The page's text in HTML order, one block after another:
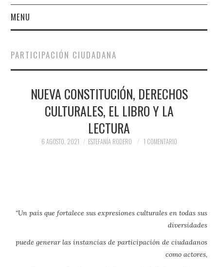
MENU
HACER BOSQUE (SALA DE
PRENSA Y
COLABORACIONES)
QUIÉN ES
PARTICIPACIÓN CIUDADANA
NUEVA CONSTITUCIÓN, DERECHOS
CULTURALES, EL LIBRO Y LA
LECTURA
6 AGOSTO, 2021 ESTEFANÍA RODERO 1 COMENTARIO
“Un país que fortalece sus expresiones culturales en todas sus
diversidades
puede generar las instancias de participación de ciudadanos
como actores,